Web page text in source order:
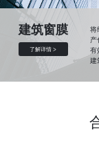
建筑窗膜
了解详情 >
将
产
有
建